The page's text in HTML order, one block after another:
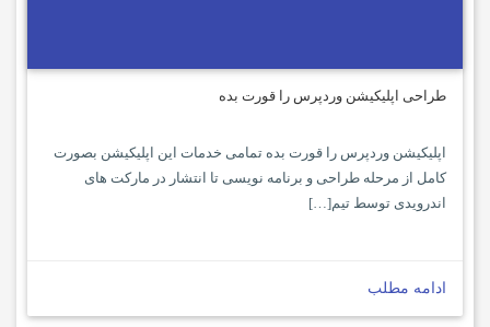
طراحی اپلیکیشن وردپرس را قورت بده
اپلیکیشن وردپرس را قورت بده تمامی خدمات این اپلیکیشن بصورت
کامل از مرحله طراحی و برنامه نویسی تا انتشار در مارکت های
اندرویدی توسط تیم[…]
ادامه مطلب